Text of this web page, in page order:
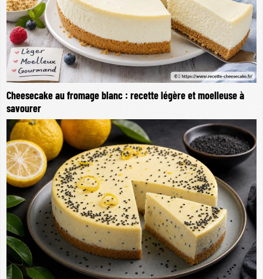
Cheesecake au fromage blanc : recette légère et moelleuse à
savourer